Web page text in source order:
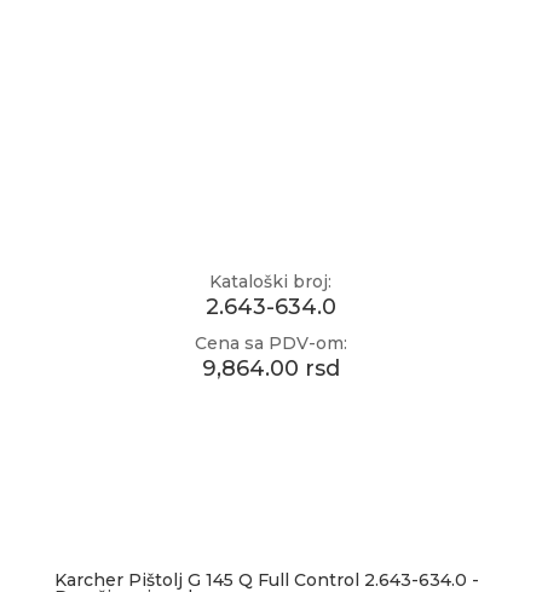
Kataloški broj:
2.643-634.0
Cena sa PDV-om:
9,864.00 rsd
Karcher Pištolj G 145 Q Full Control 2.643-634.0 -